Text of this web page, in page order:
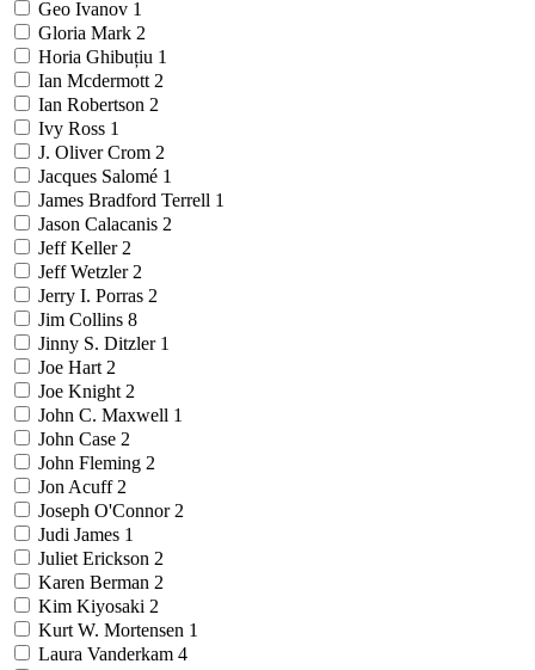
Geo Ivanov 1
Gloria Mark 2
Horia Ghibuțiu 1
Ian Mcdermott 2
Ian Robertson 2
Ivy Ross 1
J. Oliver Crom 2
Jacques Salomé 1
James Bradford Terrell 1
Jason Calacanis 2
Jeff Keller 2
Jeff Wetzler 2
Jerry I. Porras 2
Jim Collins 8
Jinny S. Ditzler 1
Joe Hart 2
Joe Knight 2
John C. Maxwell 1
John Case 2
John Fleming 2
Jon Acuff 2
Joseph O'Connor 2
Judi James 1
Juliet Erickson 2
Karen Berman 2
Kim Kiyosaki 2
Kurt W. Mortensen 1
Laura Vanderkam 4